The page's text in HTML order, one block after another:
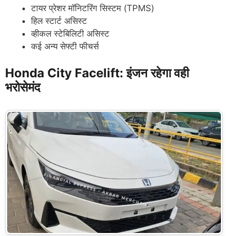
टायर प्रेशर मॉनिटरिंग सिस्टम (TPMS)
हिल स्टार्ट असिस्ट
व्हीकल स्टेबिलिटी असिस्ट
कई अन्य सेफ्टी फीचर्स
Honda City Facelift: इंजन रहेगा वही
भरोसेमंद